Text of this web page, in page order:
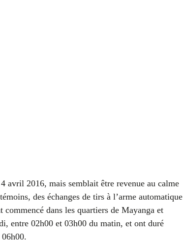
2016, mais semblait être revenue au calme
des échanges de tirs à l’arme automatique
commencé dans les quartiers de Mayanga et
entre 02h00 et 03h00 du matin, et ont duré